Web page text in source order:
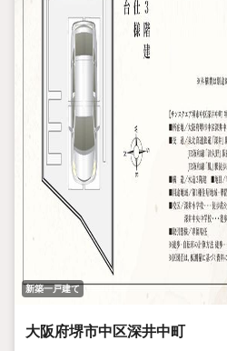
新築一戸建て
大阪府堺市中区深井中町